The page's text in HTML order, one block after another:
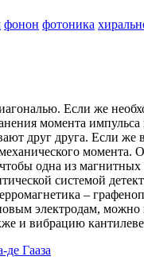
фонон фотоника
Если же
момента импульса
друг друга. Если же
момента.
одна из
системой
–
электродам, можно
и вибрацию
Гааза